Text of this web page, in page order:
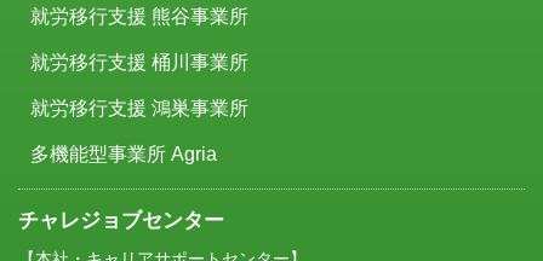
就労移行支援 熊谷事業所
就労移行支援 桶川事業所
就労移行支援 鴻巣事業所
多機能型事業所 Agria
チャレジョブセンター